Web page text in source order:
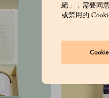
絕」，需要同
或禁用的